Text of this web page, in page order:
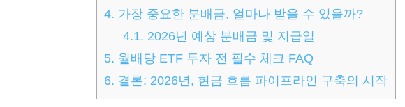
4. 가장 중요한 분배금, 얼마나 받을 수 있을까?
4.1. 2026년 예상 분배금 및 지급일
5. 월배당 ETF 투자 전 필수 체크 FAQ
6. 결론: 2026년, 현금 흐름 파이프라인 구축의 시작